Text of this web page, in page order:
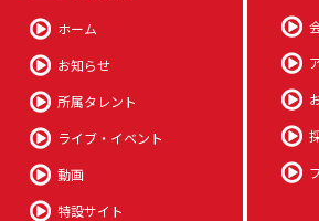
ホーム
お知らせ
所属タレント
ライブ・イベント
動画
特設サイト